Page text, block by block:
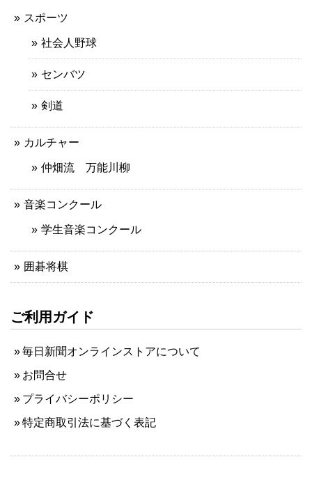
スポーツ
社会人野球
センバツ
剣道
カルチャー
仲畑流 万能川柳
音楽コンクール
学生音楽コンクール
囲碁将棋
ご利用ガイド
毎日新聞オンラインストアについて
お問合せ
プライバシーポリシー
特定商取引法に基づく表記